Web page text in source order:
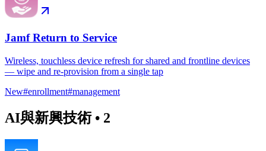
Jamf Return to Service
Wireless, touchless device refresh for shared and frontline devices
— wipe and re-provision from a single tap
New#enrollment#management
AI與新興技術• 2